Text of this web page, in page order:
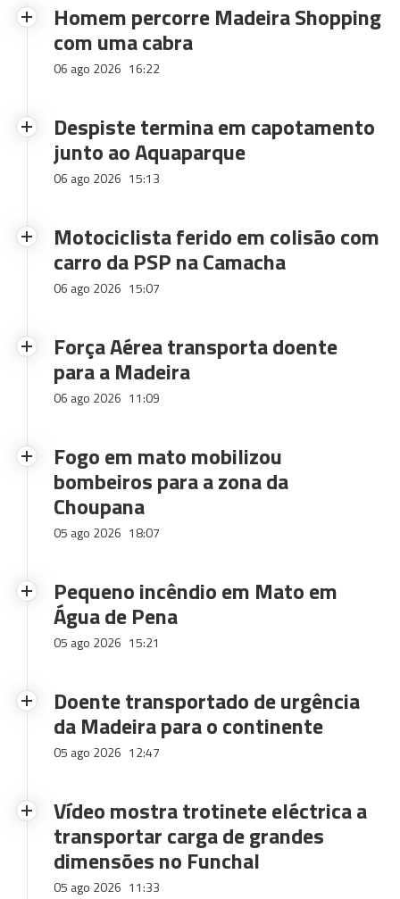
Homem percorre Madeira Shopping
com uma cabra
06 ago 2026 16:22
Despiste termina em capotamento
junto ao Aquaparque
06 ago 2026 15:13
Motociclista ferido em colisão com
carro da PSP na Camacha
06 ago 2026 15:07
Força Aérea transporta doente
para a Madeira
06 ago 2026 11:09
Fogo em mato mobilizou
bombeiros para a zona da
Choupana
05 ago 2026 18:07
Pequeno incêndio em Mato em
Água de Pena
05 ago 2026 15:21
Doente transportado de urgência
da Madeira para o continente
05 ago 2026 12:47
Vídeo mostra trotinete eléctrica a
transportar carga de grandes
dimensões no Funchal
05 ago 2026 11:33